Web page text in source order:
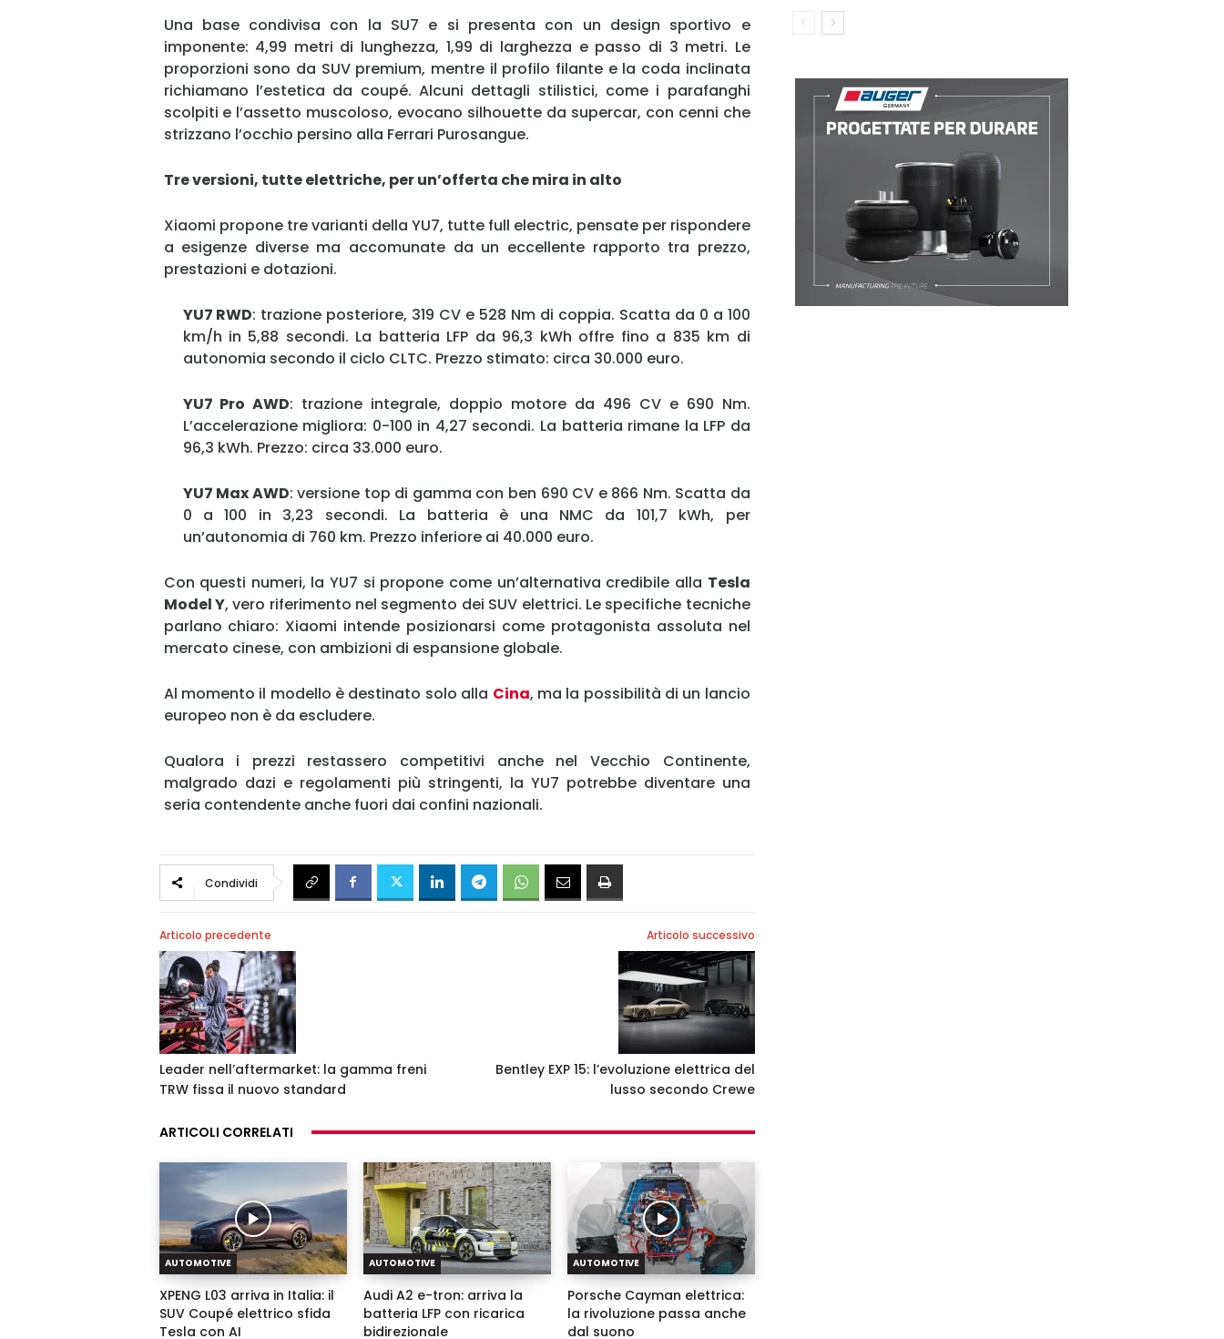
MY INFORICAMBI
Password
Ricordami
Una base condivisa con la SU7 e si presenta con un design sportivo e
imponente: 4,99 metri di lunghezza, 1,99 di larghezza e passo di 3 metri. Le
proporzioni sono da SUV premium, mentre il profilo filante e la coda inclinata
richiamano l’estetica da coupé. Alcuni dettagli stilistici, come i parafanghi
scolpiti e l’assetto muscoloso, evocano silhouette da supercar, con cenni che
strizzano l’occhio persino alla Ferrari Purosangue.
Tre versioni, tutte elettriche, per un’offerta che mira in alto
Xiaomi propone tre varianti della YU7, tutte full electric, pensate per rispondere
a esigenze diverse ma accomunate da un eccellente rapporto tra prezzo,
prestazioni e dotazioni.
YU7 RWD: trazione posteriore, 319 CV e 528 Nm di coppia. Scatta da 0 a 100
km/h in 5,88 secondi. La batteria LFP da 96,3 kWh offre fino a 835 km di
autonomia secondo il ciclo CLTC. Prezzo stimato: circa 30.000 euro.
YU7 Pro AWD: trazione integrale, doppio motore da 496 CV e 690 Nm.
L’accelerazione migliora: 0-100 in 4,27 secondi. La batteria rimane la LFP da
96,3 kWh. Prezzo: circa 33.000 euro.
YU7 Max AWD: versione top di gamma con ben 690 CV e 866 Nm. Scatta da
0 a 100 in 3,23 secondi. La batteria è una NMC da 101,7 kWh, per
un’autonomia di 760 km. Prezzo inferiore ai 40.000 euro.
Con questi numeri, la YU7 si propone come un’alternativa credibile alla Tesla
Model Y, vero riferimento nel segmento dei SUV elettrici. Le specifiche tecniche
parlano chiaro: Xiaomi intende posizionarsi come protagonista assoluta nel
mercato cinese, con ambizioni di espansione globale.
Al momento il modello è destinato solo alla Cina, ma la possibilità di un lancio
europeo non è da escludere.
Qualora i prezzi restassero competitivi anche nel Vecchio Continente,
malgrado dazi e regolamenti più stringenti, la YU7 potrebbe diventare una
seria contendente anche fuori dai confini nazionali.
Condividi
Articolo precedente
Leader nell’aftermarket: la gamma freni
TRW fissa il nuovo standard
Articolo successivo
Bentley EXP 15: l’evoluzione elettrica del
lusso secondo Crewe
ARTICOLI CORRELATI
AUTOMOTIVE
XPENG L03 arriva in Italia: il
SUV Coupé elettrico sfida
Tesla con AI
AUTOMOTIVE
Audi A2 e-tron: arriva la
batteria LFP con ricarica
bidirezionale
AUTOMOTIVE
Porsche Cayman elettrica:
la rivoluzione passa anche
dal suono